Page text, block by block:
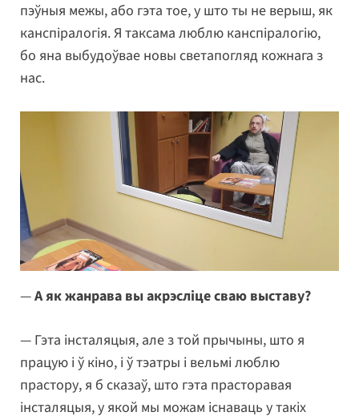
пэўныя межы, або гэта тое, у што ты не верыш, як
канспіралогія. Я таксама люблю канспіралогію,
бо яна выбудоўвае новы светапогляд кожнага з
нас.
—А як жанрава вы акрэсліце сваю выставу?
— Гэта інсталяцыя, але з той прычыны, што я
працую і ў кіно, і ў тэатры і вельмі люблю
прастору, я б сказаў, што гэта прасторавая
інсталяцыя, у якой мы можам існаваць у такіх